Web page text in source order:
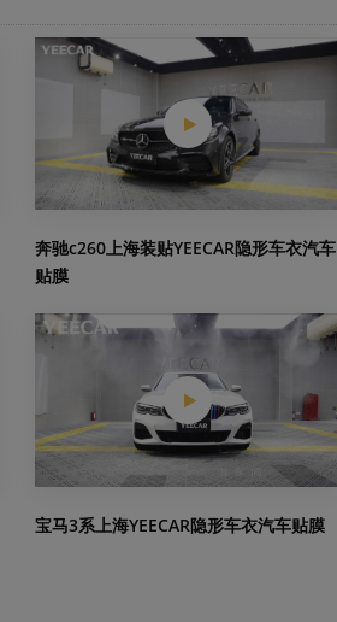
奔驰c260上海装贴YEECAR隐形车衣汽车
贴膜
宝马3系上海YEECAR隐形车衣汽车贴膜